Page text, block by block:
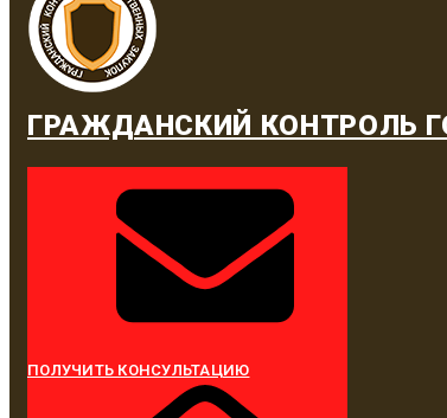
ГРАЖДАНСКИЙ КОНТРОЛЬ
ПОЛУЧИТЬ КОНСУЛЬТАЦИЮ